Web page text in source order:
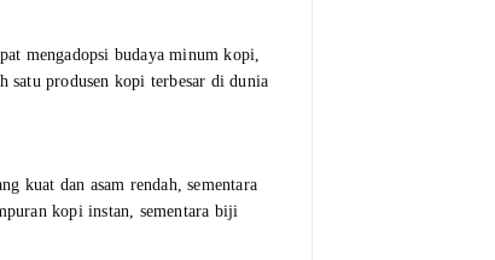
mengadopsi budaya minum kopi,
satu produsen kopi terbesar di dunia
kuat dan asam rendah, sementara
kopi instan, sementara biji